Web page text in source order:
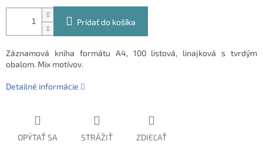
Pridať do košíka
Záznamová kniha formátu A4, 100 listová, linajková s tvrdým
obalom. Mix motívov.
Detailné informácie
OPÝTAŤ SA STRÁŽIŤ ZDIEĽAŤ